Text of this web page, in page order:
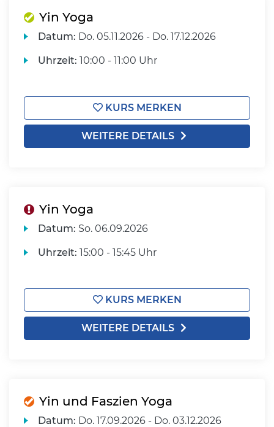
Yin Yoga
Datum: Do. 05.11.2026 - Do. 17.12.2026
Uhrzeit: 10:00 - 11:00 Uhr
KURS MERKEN
WEITERE DETAILS
Yin Yoga
Datum: So. 06.09.2026
Uhrzeit: 15:00 - 15:45 Uhr
KURS MERKEN
WEITERE DETAILS
Yin und Faszien Yoga
Datum: Do. 17.09.2026 - Do. 03.12.2026